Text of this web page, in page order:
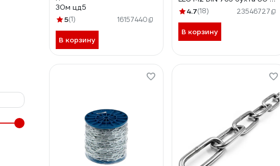
30м цд5
5(1) 16157440
В корзину
SMP-42314-80
4.7(18) 23546727
В корзину